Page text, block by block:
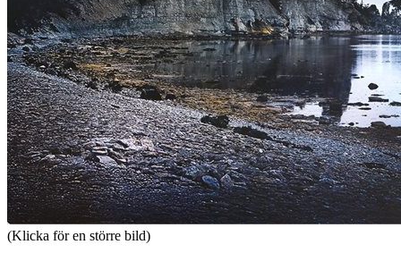
(Klicka för en större bild)